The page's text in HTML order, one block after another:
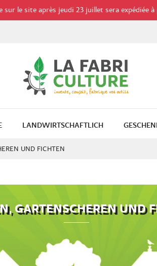
sur le site après jeudi 23 juillet sera expédiée
LANDWIRTSCHAFTLICH
UND FICHTEN
GARTENSCHEREN UND